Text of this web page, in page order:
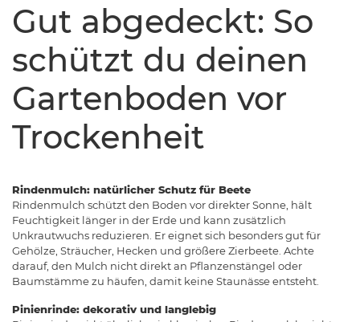
Gut abgedeckt: So
schützt du deinen
Gartenboden vor
Trockenheit
Rindenmulch: natürlicher Schutz für Beete
Rindenmulch schützt den Boden vor direkter Sonne, hält
Feuchtigkeit länger in der Erde und kann zusätzlich
Unkrautwuchs reduzieren. Er eignet sich besonders gut für
Gehölze, Sträucher, Hecken und größere Zierbeete. Achte
darauf, den Mulch nicht direkt an Pflanzenstängel oder
Baumstämme zu häufen, damit keine Staunässe entsteht.
Pinienrinde: dekorativ und langlebig